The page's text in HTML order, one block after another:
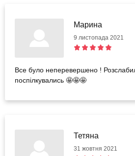
Марина
9 листопада 2021
Все було неперевершено !
поспілкувались 🤩🤩🤩
Тетяна
31 жовтня 2021